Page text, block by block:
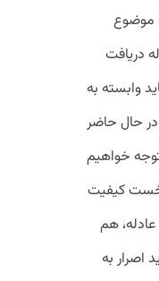
موضوع
دریافت
وابسته به
حال حاضر
خواهیم
کیفیت
هم
اصرار به